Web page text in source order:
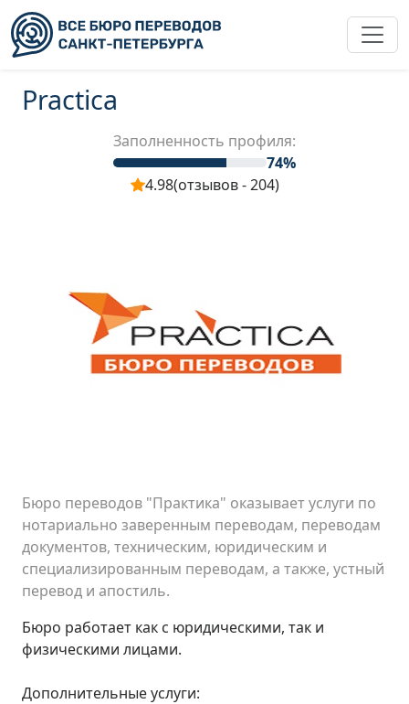
Practica
Заполненность профиля:
74%
4.98(отзывов - 204)
Бюро переводов "Практика" оказывает услуги по
нотариально заверенным переводам, переводам
документов, техническим, юридическим и
специализированным переводам, а также, устный
перевод и апостиль.
Бюро работает как с юридическими, так и
физическими лицами.
Дополнительные услуги: